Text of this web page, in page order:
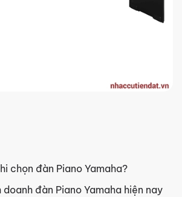
chọn đàn Piano Yamaha?
đàn Piano Yamaha hiện nay